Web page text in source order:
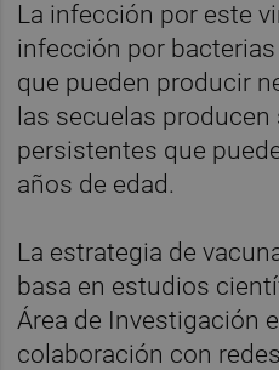
La infección por este
infección por
que pueden producir
las secuelas
persistentes que
años de edad.
La estrategia de
basa en estudios
Área de Investigación
colaboración con